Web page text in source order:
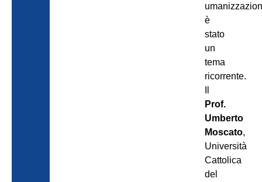
è
stato
un
tema
ricorrente.
Prof.
Umberto
Moscato,
Università
Cattolica
del